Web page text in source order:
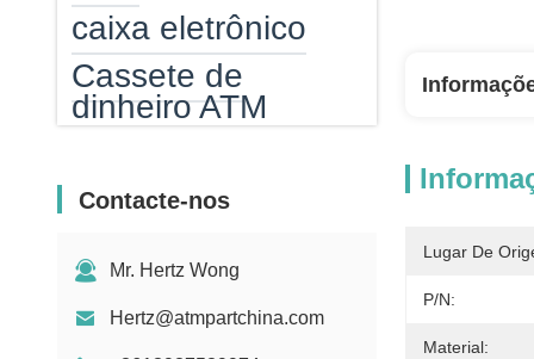
caixa eletrônico
Cassete de
dinheiro ATM
leitor de cartão do
Aquecedor de
caixa automático
Contacte-nos
Mr. Hertz Wong
Hertz@atmpartchina.com
Lugar De
P/N:
Material: